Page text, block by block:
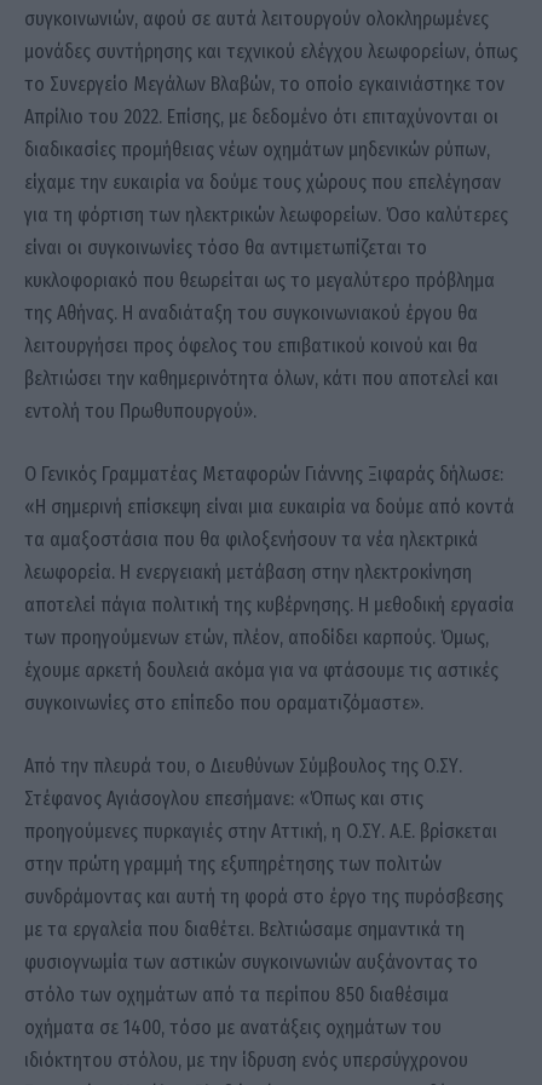
συγκοινωνιών, αφού σε αυτά λειτουργούν ολοκληρωμένες
μονάδες συντήρησης και τεχνικού ελέγχου λεωφορείων, όπως
το Συνεργείο Μεγάλων Βλαβών, το οποίο εγκαινιάστηκε τον
Απρίλιο του 2022. Επίσης, με δεδομένο ότι επιταχύνονται οι
διαδικασίες προμήθειας νέων οχημάτων μηδενικών ρύπων,
είχαμε την ευκαιρία να δούμε τους χώρους που επελέγησαν
για τη φόρτιση των ηλεκτρικών λεωφορείων. Όσο καλύτερες
είναι οι συγκοινωνίες τόσο θα αντιμετωπίζεται το
κυκλοφοριακό που θεωρείται ως το μεγαλύτερο πρόβλημα
της Αθήνας. Η αναδιάταξη του συγκοινωνιακού έργου θα
λειτουργήσει προς όφελος του επιβατικού κοινού και θα
βελτιώσει την καθημερινότητα όλων, κάτι που αποτελεί και
εντολή του Πρωθυπουργού».
Ο Γενικός Γραμματέας Μεταφορών Γιάννης Ξιφαράς δήλωσε:
«Η σημερινή επίσκεψη είναι μια ευκαιρία να δούμε από κοντά
τα αμαξοστάσια που θα φιλοξενήσουν τα νέα ηλεκτρικά
λεωφορεία. Η ενεργειακή μετάβαση στην ηλεκτροκίνηση
αποτελεί πάγια πολιτική της κυβέρνησης. Η μεθοδική εργασία
των προηγούμενων ετών, πλέον, αποδίδει καρπούς. Όμως,
έχουμε αρκετή δουλειά ακόμα για να φτάσουμε τις αστικές
συγκοινωνίες στο επίπεδο που οραματιζόμαστε».
Από την πλευρά του, ο Διευθύνων Σύμβουλος της Ο.ΣΥ.
Στέφανος Αγιάσογλου επεσήμανε: «Όπως και στις
προηγούμενες πυρκαγιές στην Αττική, η Ο.ΣΥ. Α.Ε. βρίσκεται
στην πρώτη γραμμή της εξυπηρέτησης των πολιτών
συνδράμοντας και αυτή τη φορά στο έργο της πυρόσβεσης
με τα εργαλεία που διαθέτει. Βελτιώσαμε σημαντικά τη
φυσιογνωμία των αστικών συγκοινωνιών αυξάνοντας το
στόλο των οχημάτων από τα περίπου 850 διαθέσιμα
οχήματα σε 1400, τόσο με ανατάξεις οχημάτων του
ιδιόκτητου στόλου, με την ίδρυση ενός υπερσύγχρονου